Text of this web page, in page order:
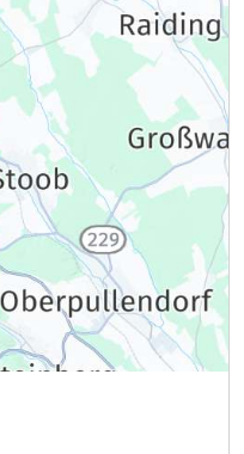
p.P. ab321,00 €